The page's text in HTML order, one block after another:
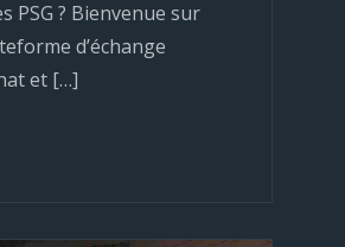
PSG ? Bienvenue sur
d’échange
et […]